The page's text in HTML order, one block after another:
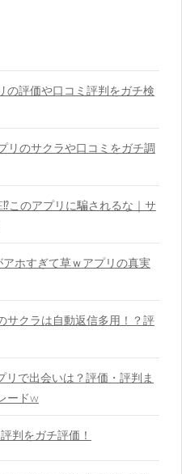
の評価や口コミ評判をガチ検
リのサクラや口コミをガチ調
このアプリに騙されるな｜サ
ホすぎて草ｗアプリの真実
サクラは自動返信多用！？評
リで出会いは？評価・評判ま
ードw
判をガチ評価！